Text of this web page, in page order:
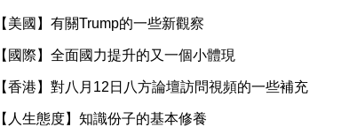
【美國】有關Trump的一些新觀察
【國際】全面國力提升的又一個小體現
【香港】對八月12日八方論壇訪問視頻的一些補充
【人生態度】知識份子的基本修養